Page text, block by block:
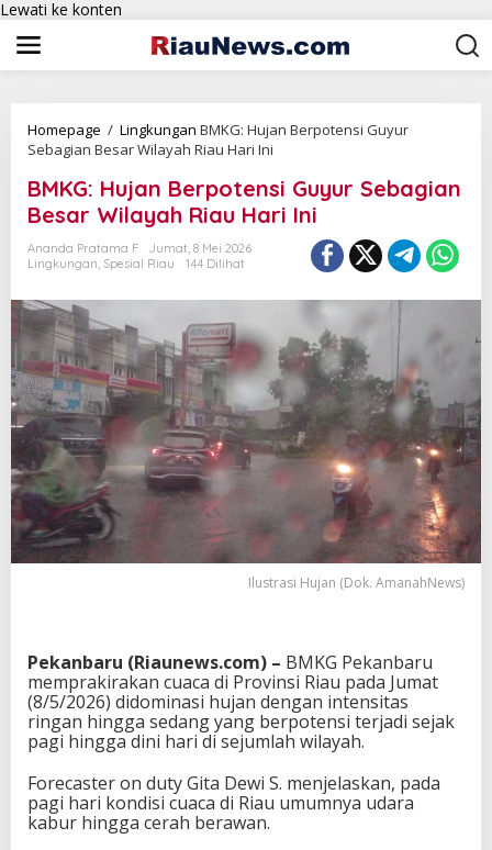
Lewati ke konten
Homepage / Lingkungan BMKG: Hujan Berpotensi Guyur
Sebagian Besar Wilayah Riau Hari Ini
BMKG: Hujan Berpotensi Guyur Sebagian
Besar Wilayah Riau Hari Ini
Ananda Pratama F
Jumat, 8 Mei 2026
Lingkungan, Spesial Riau 144 Dilihat
Ilustrasi Hujan (Dok. AmanahNews)
Pekanbaru (Riaunews.com) – BMKG Pekanbaru
memprakirakan cuaca di Provinsi Riau pada Jumat
(8/5/2026) didominasi hujan dengan intensitas
ringan hingga sedang yang berpotensi terjadi sejak
pagi hingga dini hari di sejumlah wilayah.
Forecaster on dutyGita Dewi S. menjelaskan, pada
pagi hari kondisi cuaca di Riau umumnya udara
kabur hingga cerah berawan.